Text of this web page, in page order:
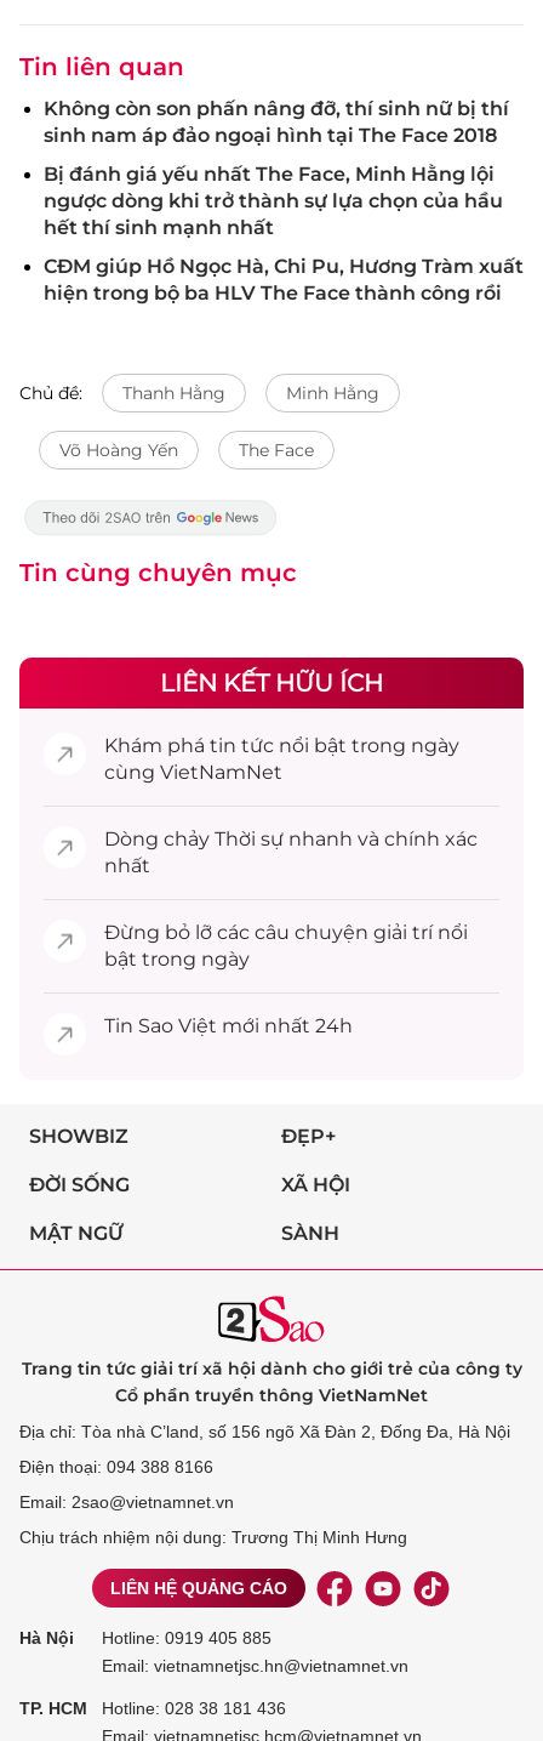
Tin liên quan
Không còn son phấn nâng đỡ, thí sinh nữ bị thí
sinh nam áp đảo ngoại hình tại The Face 2018
Bị đánh giá yếu nhất The Face, Minh Hằng lội
ngược dòng khi trở thành sự lựa chọn của hầu
hết thí sinh mạnh nhất
CĐM giúp Hồ Ngọc Hà, Chi Pu, Hương Tràm xuất
hiện trong bộ ba HLV The Face thành công rồi
Chủ đề: Thanh Hằng Minh Hằng
Võ Hoàng Yến The Face
Tin cùng chuyên mục
LIÊN KẾT HỮU ÍCH
Khám phá tin tức nổi bật trong ngày
cùng VietNamNet
Dòng chảy Thời sự nhanh và chính xác
nhất
Đừng bỏ lỡ các câu chuyện giải trínổi
bật trong ngày
Tin Sao Việt mới nhất 24h
SHOWBIZ ĐẸP+
ĐỜI SỐNG XÃ HỘI
MẬT NGỮ SÀNH
Trang tin tức giải trí xã hội dành cho giới trẻ của công ty
Cổ phần truyền thông VietNamNet
Địa chỉ: Tòa nhà C’land, số 156 ngõ Xã Đàn 2, Đống Đa, Hà Nội
Điện thoại: 094 388 8166
Email: 2sao@vietnamnet.vn
Chịu trách nhiệm nội dung: Trương Thị Minh Hưng
LIÊN HỆ QUẢNG CÁO
Hà Nội Hotline: 0919 405 885
Email: vietnamnetjsc.hn@vietnamnet.vn
TP. HCM Hotline: 028 38 181 436
Email: vietnamnetjsc.hcm@vietnamnet.vn